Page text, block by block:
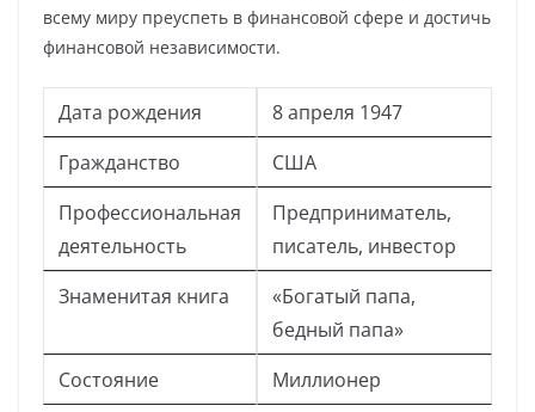
всему миру преуспеть в финансовой сфере и достичь
финансовой независимости.
Дата рождения
8 апреля 1947
Гражданство
США
Профессиональная
деятельность
Предприниматель,
писатель, инвестор
Знаменитая книга
«Богатый папа,
бедный папа»
Состояние
Миллионер